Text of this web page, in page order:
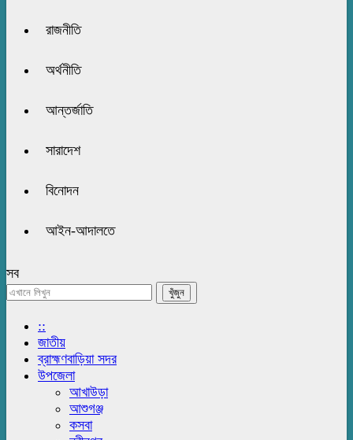
রাজনীতি
অর্থনীতি
আন্তর্জাতি
সারাদেশ
বিনোদন
আইন-আদালতে
সব
::
জাতীয়
ব্রাহ্মণবাড়িয়া সদর
উপজেলা
আখাউড়া
আশুগঞ্জ
কসবা